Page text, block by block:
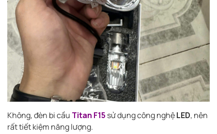
Không, đèn bi cầu Titan F15 sử dụng công nghệLED, nên
rất tiết kiệm năng lượng.